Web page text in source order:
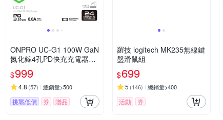
ONPRO UC-G1 100W GaN
氮化鎵4孔PD快充充電器
【送100W快充線】
$999
4.8 (57) 總銷量>500
挑戰低價 券 贈品
羅技 logitech MK235無線鍵
盤滑鼠組
$699
5 (146) 總銷量>400
活動 券